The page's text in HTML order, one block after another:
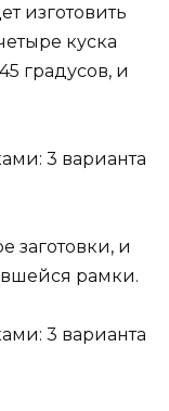
изготовить
куска
градусов, и
заготовки, и
рамки.